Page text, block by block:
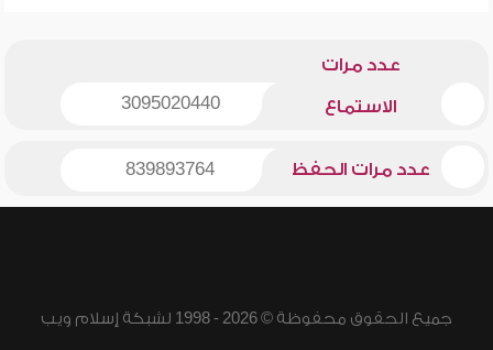
عدد مرات
الاستماع 3095020440
عدد مرات الحفظ 839893764
جميع الحقوق محفوظة © 2026 - 1998 لشبكة إسلام ويب